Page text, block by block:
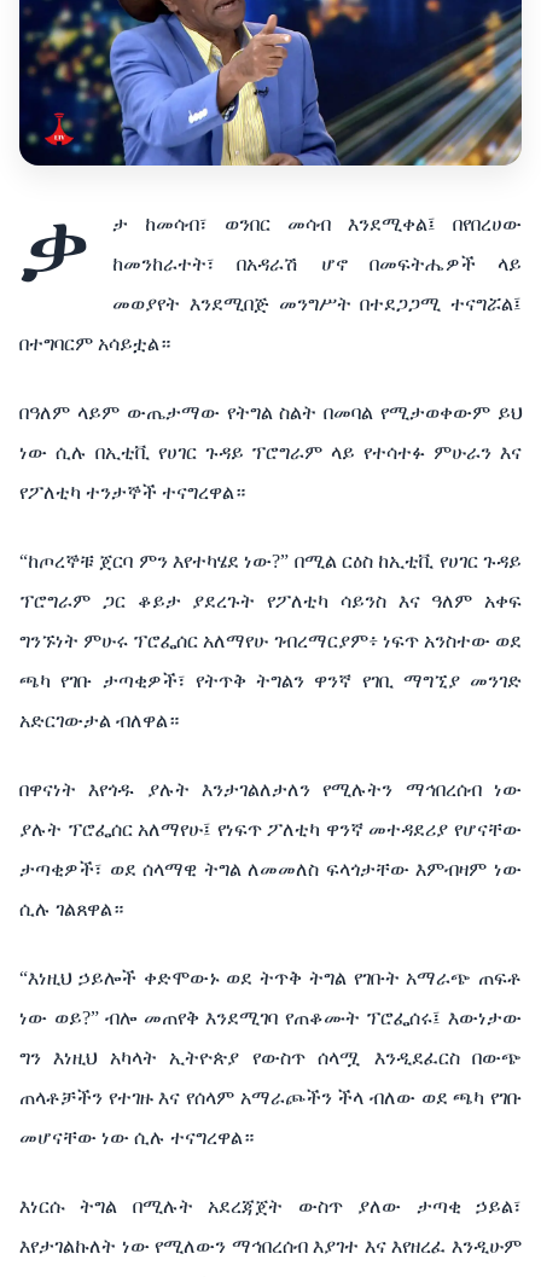
ቃ
ታ ከመሳብ፣ ወንበር መሳብ እንደሚቀል፤ በየበረሀው
ከመንከራተት፣ በአዳራሽ ሆኖ በመፍትሔዎች ላይ
መወያየት እንደሚበጅ መንግሥት በተደጋጋሚ ተናግሯል፤
በተግባርም አሳይቷል።
በዓለም ላይም ውጤታማው የትግል ስልት በመባል የሚታወቀውም ይህ
ነው ሲሉ በኢቲቪ የሀገር ጉዳይ ፕሮግራም ላይ የተሳተፉ ምሁራን እና
የፖለቲካ ተንታኞች ተናግረዋል።
“ከጦረኞቹ ጀርባ ምን እየተካሄደ ነው?” በሚል ርዕስ ከኢቲቪ የሀገር ጉዳይ
ፕሮግራም ጋር ቆይታ ያደረጉት የፖለቲካ ሳይንስ እና ዓለም አቀፍ
ግንኙነት ምሁሩ ፕሮፌሰር አለማየሁ ገብረማርያም፥ ነፍጥ አንስተው ወደ
ጫካ የገቡ ታጣቂዎች፣ የትጥቅ ትግልን ዋንኛ የገቢ ማግኚያ መንገድ
አድርገውታል ብለዋል።
በዋናነት እየጎዱ ያሉት እንታገልለታለን የሚሉትን ማኅበረሰብ ነው
ያሉት ፕሮፌሰር አለማየሁ፤ የነፍጥ ፖለቲካ ዋንኛ መተዳደሪያ የሆናቸው
ታጣቂዎች፣ ወደ ሰላማዊ ትግል ለመመለስ ፍላጎታቸው እምብዛም ነው
ሲሉ ገልጸዋል።
“እነዚህ ኃይሎች ቀድሞውኑ ወደ ትጥቅ ትግል የገቡት አማራጭ ጠፍቶ
ነው ወይ?” ብሎ መጠየቅ እንደሚገባ የጠቆሙት ፕሮፌሰሩ፤ እውነታው
ግን እነዚህ አካላት ኢትዮጵያ የውስጥ ሰላሟ እንዲደፈርስ በውጭ
ጠላቶቻችን የተገዙ እና የሰላም አማራጮችን ችላ ብለው ወደ ጫካ የገቡ
መሆናቸው ነው ሲሉ ተናግረዋል።
እነርሱ ትግል በሚሉት አደረጃጀት ውስጥ ያለው ታጣቂ ኃይል፣
እየታገልኩለት ነው የሚለውን ማኅበረሰብ እያገተ እና እየዘረፈ እንዲሁም